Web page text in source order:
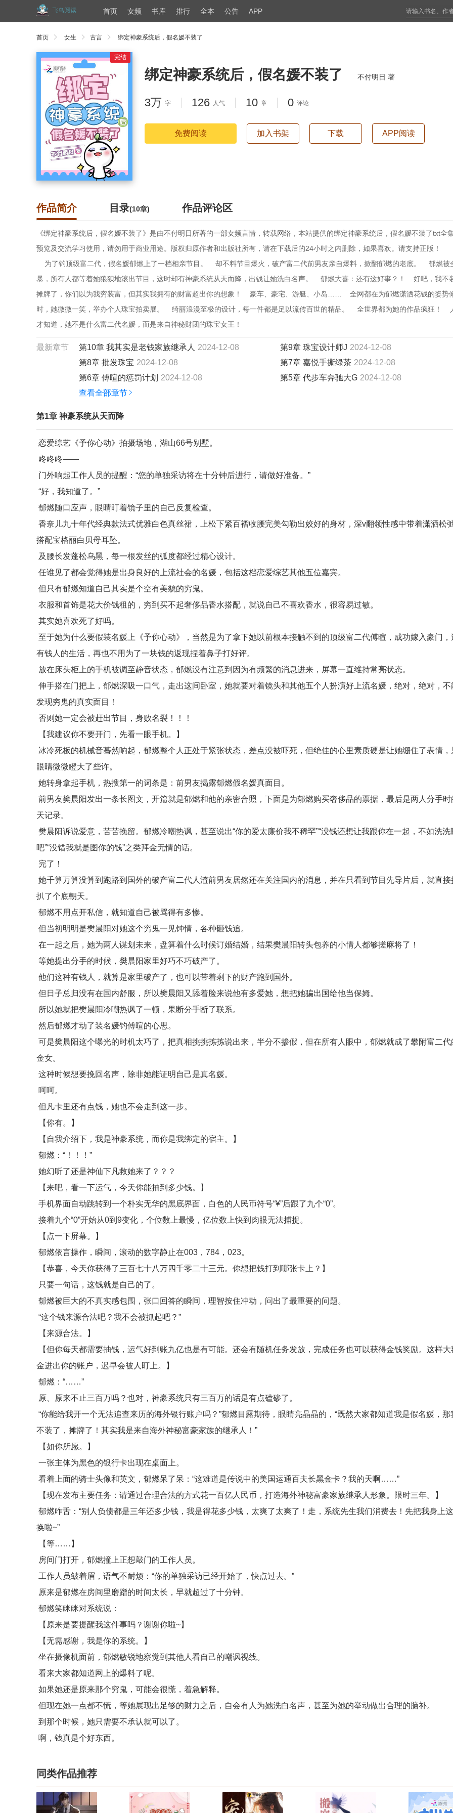
首页 女频 书库 排行 全本 公告 APP
首页 女生 古言 绑定神豪系统后，假名媛不装了
完结
绑定神豪系统后，假名媛不装了 不付明日 著
3万 字 126 人气 10 章 0 评论
免费阅读 加入书架 下载 APP阅读
作品简介 目录(10章) 作品评论区
《绑定神豪系统后，假名媛不装了》是由不付明日所著的一部女频言情，转载网络，本站提供的绑定神豪系统后，假名媛不装了txt全
预览及交流学习使用，请勿用于商业用途。版权归原作者和出版社所有，请在下载后的24小时之内删除，如果喜欢。请支持正版！
为了钓顶级富二代，假名媛郁燃上了一档相亲节目。    却不料节目爆火，破产富二代前男友亲自爆料，掀翻郁燃的老底。    郁燃被
暴，所有人都等着她狼狈地滚出节目，这时却有神豪系统从天而降，出钱让她洗白名声。    郁燃大喜：还有这好事？！    好吧，我不
摊牌了，你们以为我穷装富，但其实我拥有的财富超出你的想象！    豪车、豪宅、游艇、小岛……    全网都在为郁燃潇洒花钱的姿势
时，她微微一笑，举办个人珠宝拍卖展。    绮丽浪漫至极的设计，每一件都是足以流传百世的精品。    全世界都为她的作品疯狂！
才知道，她不是什么富二代名媛，而是来自神秘财团的珠宝女王！
最新章节 第10章 我其实是老钱家族继承人 2024-12-08 第9章 珠宝设计师J 2024-12-08
第8章 批发珠宝 2024-12-08 第7章 嘉悦手撕绿茶 2024-12-08
第6章 傅暄的惩罚计划 2024-12-08 第5章 代步车奔驰大G 2024-12-08
查看全部章节
第1章 神豪系统从天而降
恋爱综艺《予你心动》拍摄场地，湖山66号别墅。
咚咚咚——
门外响起工作人员的提醒：“您的单独采访将在十分钟后进行，请做好准备。”
“好，我知道了。”
郁燃随口应声，眼睛盯着镜子里的自己反复检查。
香奈儿九十年代经典款法式优雅白色真丝裙，上松下紧百褶收腰完美勾勒出姣好的身材，深v翻领性感中带着潇洒松
搭配宝格丽白贝母耳坠。
及腰长发蓬松乌黑，每一根发丝的弧度都经过精心设计。
任谁见了都会觉得她是出身良好的上流社会的名媛，包括这档恋爱综艺其他五位嘉宾。
但只有郁燃知道自己其实是个空有美貌的穷鬼。
衣服和首饰是花大价钱租的，穷到买不起奢侈品香水搭配，就说自己不喜欢香水，很容易过敏。
其实她喜欢死了好吗。
至于她为什么要假装名媛上《予你心动》，当然是为了拿下她以前根本接触不到的顶级富二代傅暄，成功嫁入豪门，
有钱人的生活，再也不用为了一块钱的返现捏着鼻子打好评。
放在床头柜上的手机被调至静音状态，郁燃没有注意到因为有频繁的消息进来，屏幕一直维持常亮状态。
伸手搭在门把上，郁燃深吸一口气，走出这间卧室，她就要对着镜头和其他五个人扮演好上流名媛，绝对，绝对，不
发现穷鬼的真实面目！
否则她一定会被赶出节目，身败名裂！！！
【我建议你不要开门，先看一眼手机。】
冰冷死板的机械音蓦然响起，郁燃整个人正处于紧张状态，差点没被吓死，但绝佳的心里素质硬是让她绷住了表情，
眼睛微微瞪大了些许。
她转身拿起手机，热搜第一的词条是：前男友揭露郁燃假名媛真面目。
前男友樊晨阳发出一条长图文，开篇就是郁燃和他的亲密合照，下面是为郁燃购买奢侈品的票据，最后是两人分手时
天记录。
樊晨阳诉说爱意，苦苦挽留。郁燃冷嘲热讽，甚至说出“你的爱太廉价我不稀罕”“没钱还想让我跟你在一起，不如洗洗
吧”“没错我就是图你的钱”之类拜金无情的话。
完了！
她千算万算没算到跑路到国外的破产富二代人渣前男友居然还在关注国内的消息，并在只看到节目先导片后，就直接
扒了个底朝天。
郁燃不用点开私信，就知道自己被骂得有多惨。
但当初明明是樊晨阳对她这个穷鬼一见钟情，各种砸钱追。
在一起之后，她为两人谋划未来，盘算着什么时候订婚结婚，结果樊晨阳转头包养的小情人都够搓麻将了！
等她提出分手的时候，樊晨阳家里好巧不巧破产了。
他们这种有钱人，就算是家里破产了，也可以带着剩下的财产跑到国外。
但日子总归没有在国内舒服，所以樊晨阳又舔着脸来说他有多爱她，想把她骗出国给他当保姆。
所以她就把樊晨阳冷嘲热讽了一顿，果断分手断了联系。
然后郁燃才动了装名媛钓傅暄的心思。
可是樊晨阳这个曝光的时机太巧了，把真相挑挑拣拣说出来，半分不掺假，但在所有人眼中，郁燃就成了攀附富二代
金女。
这种时候想要挽回名声，除非她能证明自己是真名媛。
呵呵。
但凡卡里还有点钱，她也不会走到这一步。
【你有。】
【自我介绍下，我是神豪系统，而你是我绑定的宿主。】
郁燃：“！！！”
她幻听了还是神仙下凡救她来了？？？
【来吧，看一下运气，今天你能抽到多少钱。】
手机界面自动跳转到一个朴实无华的黑底界面，白色的人民币符号“¥”后跟了九个“0”。
接着九个“0”开始从0到9变化，个位数上最慢，亿位数上快到肉眼无法捕捉。
【点一下屏幕。】
郁燃依言操作，瞬间，滚动的数字静止在003，784，023。
【恭喜，今天你获得了三百七十八万四千零二十三元。你想把钱打到哪张卡上？】
只要一句话，这钱就是自己的了。
郁燃被巨大的不真实感包围，张口回答的瞬间，理智按住冲动，问出了最重要的问题。
“这个钱来源合法吧？我不会被抓起吧？”
【来源合法。】
【但你每天都需要抽钱，运气好到账九亿也是有可能。还会有随机任务发放，完成任务也可以获得金钱奖励。这样大
金进出你的账户，迟早会被人盯上。】
郁燃：“……”
原、原来不止三百万吗？也对，神豪系统只有三百万的话是有点磕碜了。
“你能给我开一个无法追查来历的海外银行账户吗？”郁燃目露期待，眼睛亮晶晶的，“既然大家都知道我是假名媛，那
不装了，摊牌了！其实我是来自海外神秘富豪家族的继承人！”
【如你所愿。】
一张主体为黑色的银行卡出现在桌面上。
看着上面的骑士头像和英文，郁燃呆了呆：“这难道是传说中的美国运通百夫长黑金卡？我的天啊……”
【现在发布主要任务：请通过合理合法的方式花一百亿人民币，打造海外神秘富豪家族继承人形象。限时三年。】
郁燃咋舌：“别人负债都是三年还多少钱，我是得花多少钱，太爽了太爽了！走，系统先生我们消费去！先把我身上
换啦~”
【等……】
房间门打开，郁燃撞上正想敲门的工作人员。
工作人员皱着眉，语气不耐烦：“你的单独采访已经开始了，快点过去。”
原来是郁燃在房间里磨蹭的时间太长，早就超过了十分钟。
郁燃笑眯眯对系统说：
【原来是要提醒我这件事吗？谢谢你啦~】
【无需感谢，我是你的系统。】
坐在摄像机面前，郁燃敏锐地察觉到其他人看自己的嘲讽视线。
看来大家都知道网上的爆料了呢。
如果她还是原来那个穷鬼，可能会很慌，着急解释。
但现在她一点都不慌，等她展现出足够的财力之后，自会有人为她洗白名声，甚至为她的举动做出合理的脑补。
到那个时候，她只需要不承认就可以了。
啊，钱真是个好东西。
同类作品推荐